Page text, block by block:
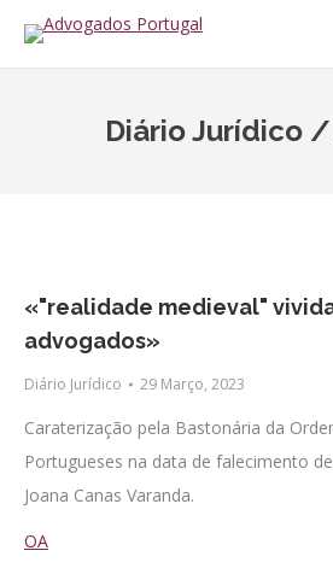
Diário Jurídico
«"realidade medieval"
advogados»
Diário Jurídico 29 Março, 2023
Caraterização pela Bastonária da
Portugueses na data de falecimento
Joana Canas Varanda.
OA